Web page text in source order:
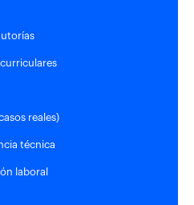
reales)
técnica
laboral